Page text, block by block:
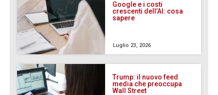
Google e i costi
crescenti dell’AI: cosa
sapere
Luglio 23, 2026
Trump: il nuovo feed
media che preoccupa
Wall Street